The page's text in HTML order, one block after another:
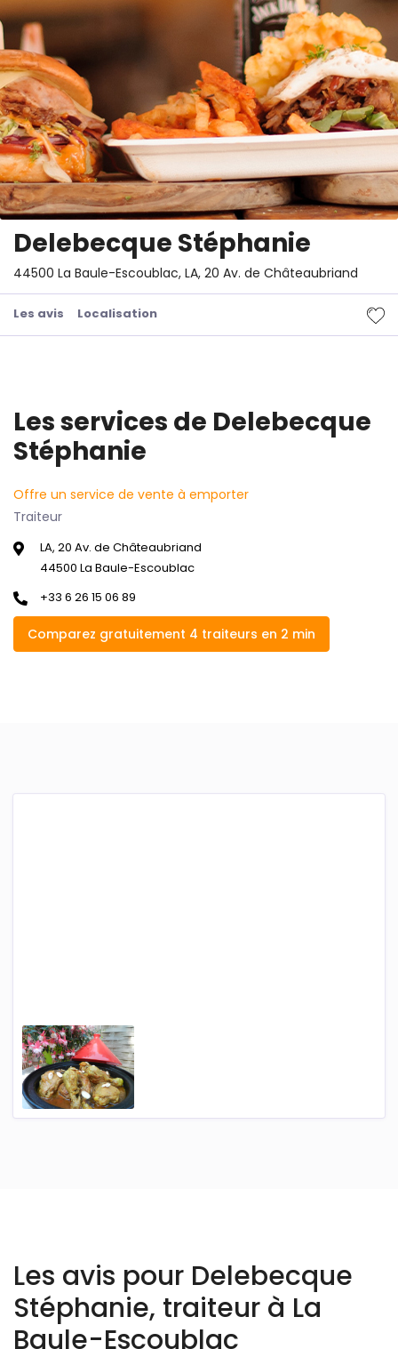
Delebecque Stéphanie
44500 La Baule-Escoublac, LA, 20 Av. de Châteaubriand
Les avis Localisation
Les services de Delebecque
Stéphanie
Offre un service de vente à emporter
Traiteur
LA, 20 Av. de Châteaubriand
44500 La Baule-Escoublac
+33 6 26 15 06 89
Comparez gratuitement 4 traiteurs en 2 min
Les avis pour Delebecque
Stéphanie, traiteur à La
Baule-Escoublac